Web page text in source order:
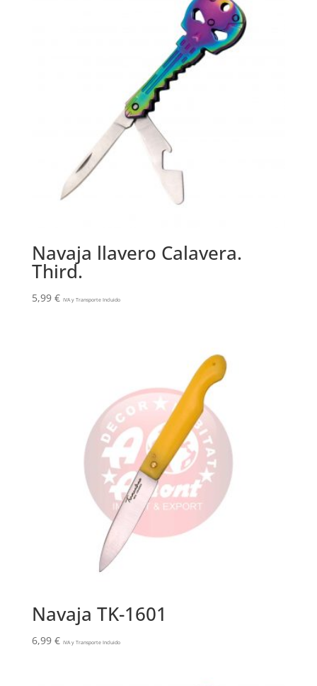
Navaja llavero Calavera.
Third.
5,99 € IVA y Transporte Incluido
Navaja TK-1601
6,99 € IVA y Transporte Incluido